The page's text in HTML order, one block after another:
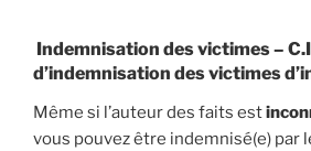
Indemnisation des victimes –
d’indemnisation des victimes
Même si l’auteur des faits est
vous pouvez être indemnisé(e) par